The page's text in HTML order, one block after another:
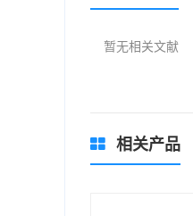
暂无相关文献
相关产品